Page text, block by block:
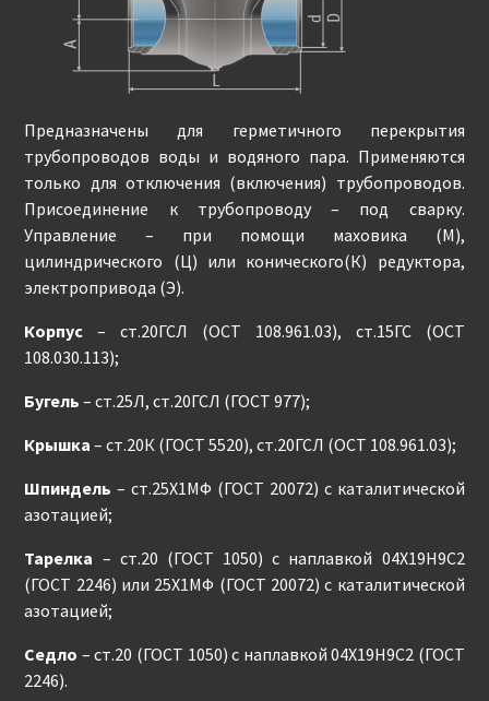
Предназначены для герметичного перекрытия
трубопроводов воды и водяного пара. Применяются
только для отключения (включения) трубопроводов.
Присоединение к трубопроводу – под сварку.
Управление – при помощи маховика (М),
цилиндрического (Ц) или конического(К) редуктора,
электропривода (Э).
Корпус – ст.20ГСЛ (ОСТ 108.961.03), ст.15ГС (ОСТ
108.030.113);
Бугель – ст.25Л, ст.20ГСЛ (ГОСТ 977);
Крышка – ст.20К (ГОСТ 5520), ст.20ГСЛ (ОСТ 108.961.03);
Шпиндель – ст.25Х1МФ (ГОСТ 20072) с каталитической
азотацией;
Тарелка – ст.20 (ГОСТ 1050) с наплавкой 04Х19Н9С2
(ГОСТ 2246) или 25Х1МФ (ГОСТ 20072) с каталитической
азотацией;
Седло – ст.20 (ГОСТ 1050) с наплавкой 04Х19Н9С2 (ГОСТ
2246).